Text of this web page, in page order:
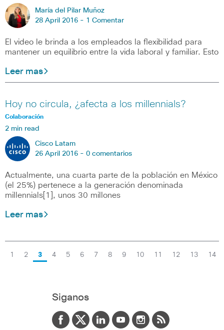
María del Pilar Muñoz
28 April 2016 - 1 Comentar
El video le brinda a los empleados la flexibilidad para
mantener un equilibrio entre la vida laboral y familiar. Esto
Leer mas
Hoy no circula, ¿afecta a los millennials?
Colaboración
2 min read
Cisco Latam
26 April 2016 - 0 comentarios
Actualmente, una cuarta parte de la población en México
(el 25%) pertenece a la generación denominada
millennials[1], unos 30 millones
Leer mas
1 2 3 4 5 6 7 8 9 10 11 12 13 14
Siganos